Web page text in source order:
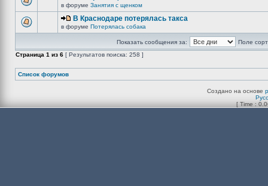
в форуме Занятия с щенком
В Краснодаре потерялась такса
в форуме Потерялась собака
Показать сообщения за:
Поле
Страница 1 из 6 [ Результатов поиска: 258 ]
Список форумов
Создано на основе
[ Time :